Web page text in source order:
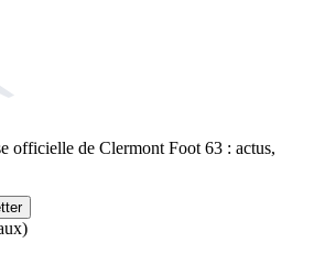
officielle de Clermont Foot 63 : actus,